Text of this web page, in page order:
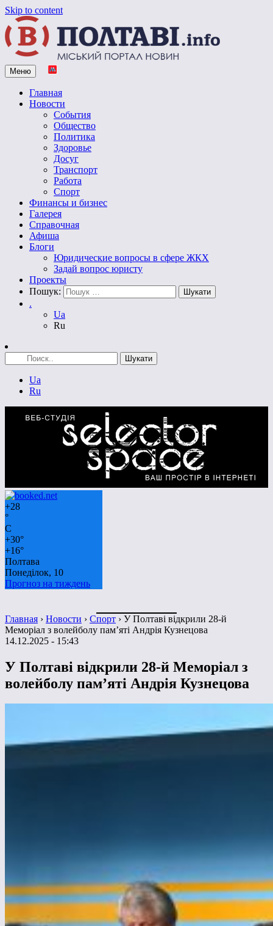
Skip to content
Vpoltave.info
Полтавский портал новостей
Меню
Главная
Новости
События
Общество
Политика
Здоровье
Досуг
Транспорт
Работа
Спорт
Финансы и бизнес
Галерея
Справочная
Афиша
Блоги
Юридические вопросы в сфере ЖКХ
Задай вопрос юристу
Проекты
Пошук:
.
Ua
Ru
Ua
Ru
+28
°
C
+30°
+16°
Полтава
Понеділок, 10
Прогноз на тиждень
Главная › Новости › Спорт › У Полтаві відкрили 28-й
Меморіал з волейболу пам’яті Андрія Кузнецова
14.12.2025 - 15:43
У Полтаві відкрили 28-й Меморіал з
волейболу пам’яті Андрія Кузнецова